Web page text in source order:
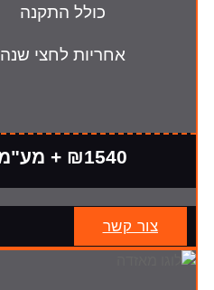
כולל התקנה
אחריות לחצי שנה
₪1540 + מע"מ
צור קשר